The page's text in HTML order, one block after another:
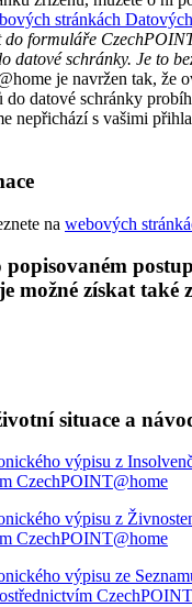
stránkách
do formuláře
datové schránky. Je to
je navržen tak, že
do datové schránky
nepřichází s vašimi
na webových
možné získat také
situace a
výpisu z
CzechPOINT@home
výpisu z
CzechPOINT@home
výpisu ze